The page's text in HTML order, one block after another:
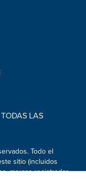
LAS
Todo el
sitio (incluidos
marcas registradas